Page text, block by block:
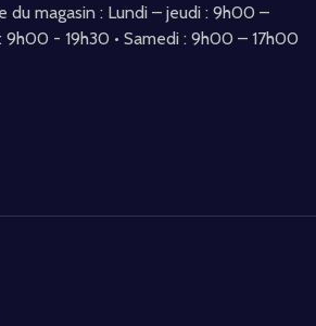
Lundi – jeudi : 9h00 –
9h00 - 19h30 • Samedi : 9h00 – 17h00